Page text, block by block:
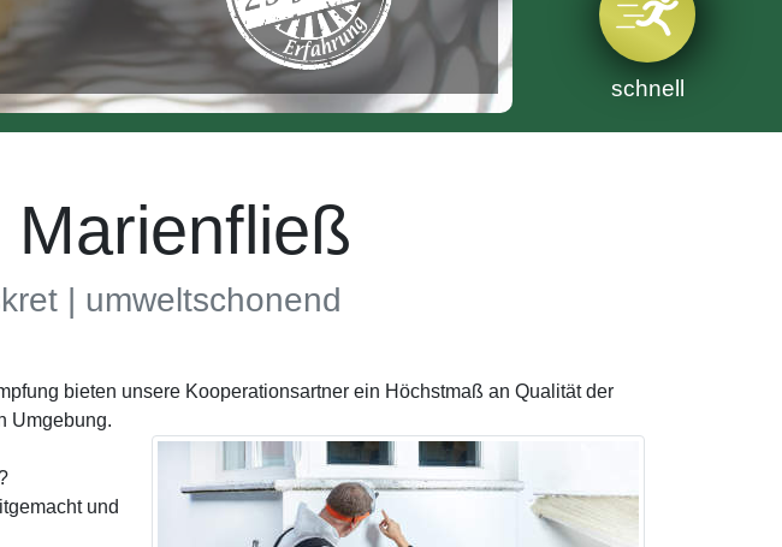
schnell
| umweltschonend
bieten unsere Kooperationsartner ein Höchstmaß an Qualität der
Umgebung.
und